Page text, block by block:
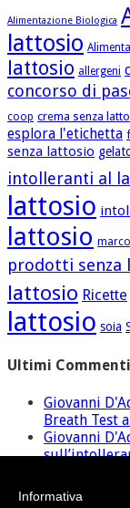
Alimentazione Biologica
lattosio
lattosio allergeni
concorso di
coop crema senza
esplora l'etichetta
senza lattosio
intolleranti al
lattosio
lattosio
prodotti senza
lattosio Ricette
lattosio soia
Ultimi Commenti
Giovanni
Breath Test
Giovanni
lattosio
Informativa